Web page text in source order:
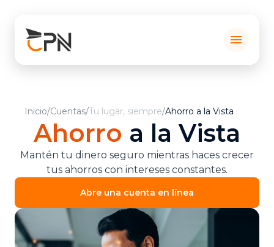
menu
Inicio/Cuentas/Tu lugar, siempre/Ahorro a la Vista
Ahorro a la Vista
Mantén tu dinero seguro mientras haces crecer
tus ahorros con intereses constantes.
Abre una cuenta en línea